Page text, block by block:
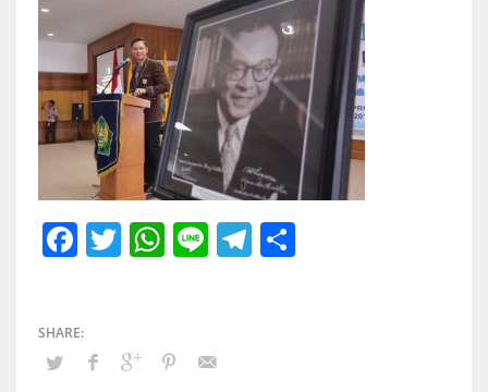
Facebook
Twitter
WhatsApp
LineTelegram